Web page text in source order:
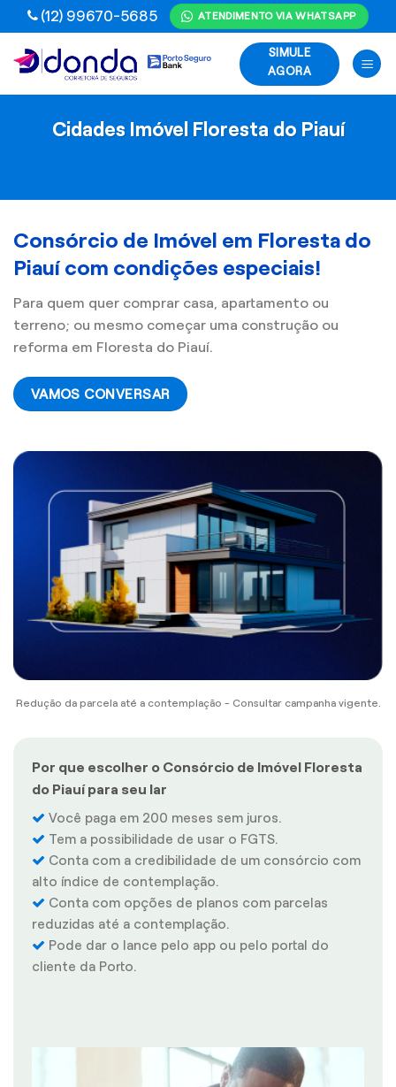
Skip
to
content
(12) 99670-5685 ATENDIMENTO VIA WHATSAPP
SIMULE
AGORA
Cidades Imóvel Floresta do Piauí
Consórcio de Imóvel em Floresta do
Piauí com condições especiais!
Para quem quer comprar casa, apartamento ou
terreno; ou mesmo começar uma construção ou
reforma em Floresta do Piauí.
VAMOS CONVERSAR
Redução da parcela até a contemplação - Consultar campanha vigente.
Por que escolher o Consórcio de Imóvel Floresta
do Piauí para seu lar
Você paga em 200 meses sem juros.
Tem a possibilidade de usar o FGTS.
Conta com a credibilidade de um consórcio com
alto índice de contemplação.
Conta com opções de planos com parcelas
reduzidas até a contemplação.
Pode dar o lance pelo app ou pelo portal do
cliente da Porto.